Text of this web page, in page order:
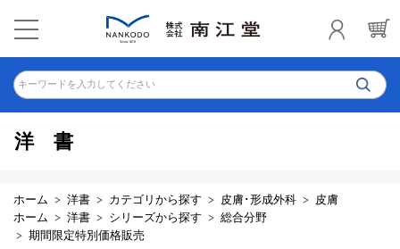
キーワードを入力してください
洋書
ホーム 洋書 カテゴリから探す 皮膚･形成外科
皮膚
ホーム
洋書 シリーズから探す
総合分野
期間限定特別価格販売